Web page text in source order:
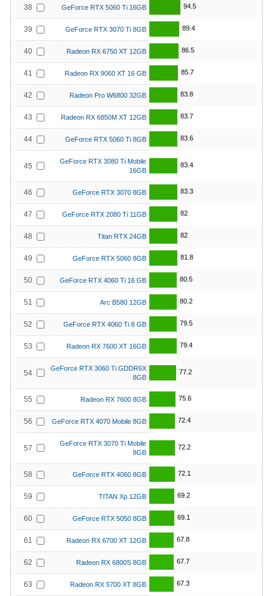
38 GeForce RTX 5060 Ti 16GB 94.5
39 GeForce RTX 3070 Ti 8GB 89.4
40 Radeon RX 6750 XT 12GB 86.5
41 Radeon RX 9060 XT 16 GB 85.7
42 Radeon Pro W6800 32GB 83.8
43 Radeon RX 6850M XT 12GB 83.7
44 GeForce RTX 5060 Ti 8GB 83.6
45
GeForce RTX 3080 Ti Mobile
16GB
83.4
46 GeForce RTX 3070 8GB 83.3
47 GeForce RTX 2080 Ti 11GB 82
48 Titan RTX 24GB 82
49 GeForce RTX 5060 8GB 81.8
50 GeForce RTX 4060 Ti 16 GB 80.5
51 Arc B580 12GB 80.2
52 GeForce RTX 4060 Ti 8 GB 79.5
53 Radeon RX 7600 XT 16GB 79.4
54
GeForce RTX 3060 Ti GDDR6X
8GB
77.2
55 Radeon RX 7600 8GB 75.6
56 GeForce RTX 4070 Mobile 8GB 72.4
57
GeForce RTX 3070 Ti Mobile
8GB
72.2
58 GeForce RTX 4060 8GB 72.1
59 TITAN Xp 12GB 69.2
60 GeForce RTX 5050 8GB 69.1
61 Radeon RX 6700 XT 12GB 67.8
62 Radeon RX 6800S 8GB 67.7
63 Radeon RX 5700 XT 8GB 67.3